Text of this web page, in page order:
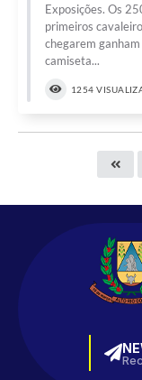
Exposições. Os
primeiros
chegarem ganham
camiseta...
1254